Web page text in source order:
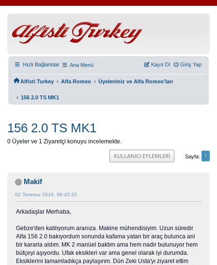
Hızlı Bağlantılar Ana Menü Giriş Yap
Kayıt Ol
Alfisti Turkey ‹ Alfa Romeo ‹ Üyelerimiz ve Alfa Romeo'ları
‹ 156 2.0 TS MK1
156 2.0 TS MK1
0 Üyeler ve 1 Ziyaretçi konuyu incelemekte.
Sayfa 1
KULLANICI EYLEMLERI
Makif
02 Temmuz 2019, 08:45:20
Arkadaşlar Merhaba,
Gebze'den katılıyorum aranıza. Makine mühendisiyim. Uzun süredir
Alfa 156 2.0 bakıyordum sonunda kafama yatan bir araç bulunca ani
bir kararla aldım. MK 2 manüel baktım ama hem nadir bulunuyor hem
bütçeyi aşıyordu. Ufak eksikleri var ama genel olarak iyi durumda.
Eksiklerini tamamladıkça paylaşırım. Dün Zeki Usta'yı ziyaret ettim